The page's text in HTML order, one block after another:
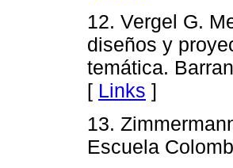
12. Vergel G.
diseños y
temática.
[ Links ]
13.
Escuela